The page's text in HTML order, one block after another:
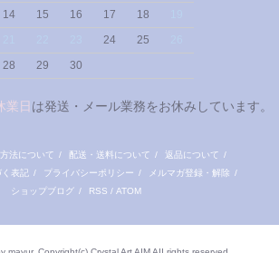
14 15 16 17 18
24 25
28 29 30
業日 は発送・メール業務をお休みしています。
法について / 配送・送料について / 返品について /
表記 / プライバシーポリシー / メルマガ登録・解除 /
ショップブログ / RSS / ATOM